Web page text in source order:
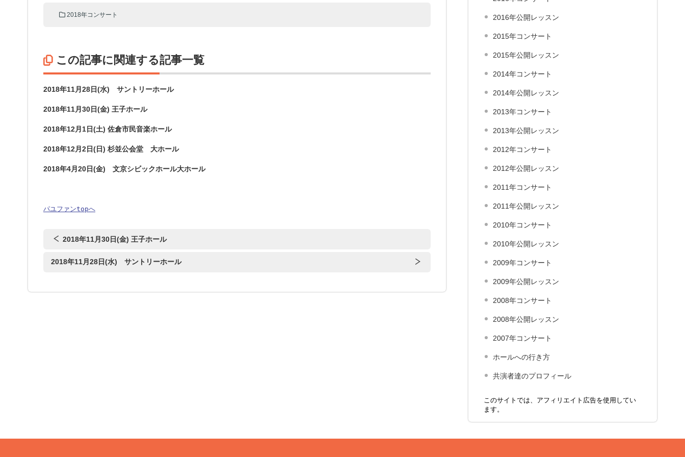
2018年コンサート
この記事に関連する記事一覧
2018年11月28日(水) サントリーホール
2018年11月30日(金) 王子ホール
2018年12月1日(土) 佐倉市民音楽ホール
2018年12月2日(日) 杉並公会堂 大ホール
2018年4月20日(金) 文京シビックホール大ホール
パユファンtopへ
2018年11月30日(金) 王子ホール
2018年11月28日(水) サントリーホール
2016年公開レッスン
2015年コンサート
2015年公開レッスン
2014年コンサート
2014年公開レッスン
2013年コンサート
2013年公開レッスン
2012年コンサート
2012年公開レッスン
2011年コンサート
2011年公開レッスン
2010年コンサート
2010年公開レッスン
2009年コンサート
2009年公開レッスン
2008年コンサート
2008年公開レッスン
2007年コンサート
ホールへの行き方
共演者達のプロフィール
このサイトでは、アフィリエイト広告を使用してい
ます。